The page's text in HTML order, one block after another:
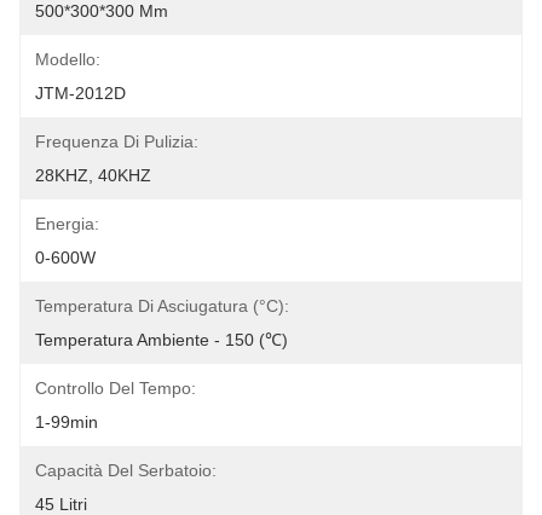
500*300*300 Mm
Modello:
JTM-2012D
Frequenza Di Pulizia:
28KHZ, 40KHZ
Energia:
0-600W
Temperatura Di Asciugatura (°C):
Temperatura Ambiente - 150 (℃)
Controllo Del Tempo:
1-99min
Capacità Del Serbatoio:
45 Litri